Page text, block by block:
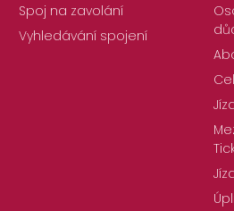
Spoj na zavolání
Vyhledávání spojení